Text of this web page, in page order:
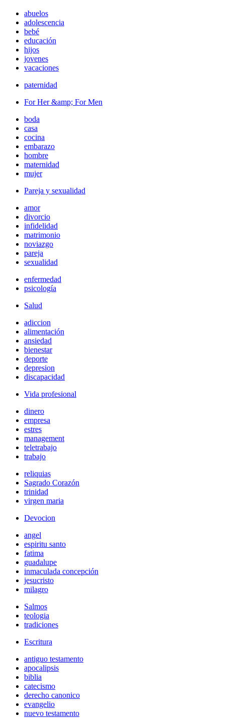
abuelos
adolescencia
bebé
educación
hijos
jovenes
vacaciones
paternidad
For Her &amp; For Men
boda
casa
cocina
embarazo
hombre
maternidad
mujer
Pareja y sexualidad
amor
divorcio
infidelidad
matrimonio
noviazgo
pareja
sexualidad
enfermedad
psicología
Salud
adiccion
alimentación
ansiedad
bienestar
deporte
depresion
discapacidad
Vida profesional
dinero
empresa
estres
management
teletrabajo
trabajo
reliquias
Sagrado Corazón
trinidad
virgen maria
Devocion
angel
espiritu santo
fatima
guadalupe
inmaculada concepción
jesucristo
milagro
Salmos
teologia
tradiciones
Escritura
antiguo testamento
apocalipsis
biblia
catecismo
derecho canonico
evangelio
nuevo testamento